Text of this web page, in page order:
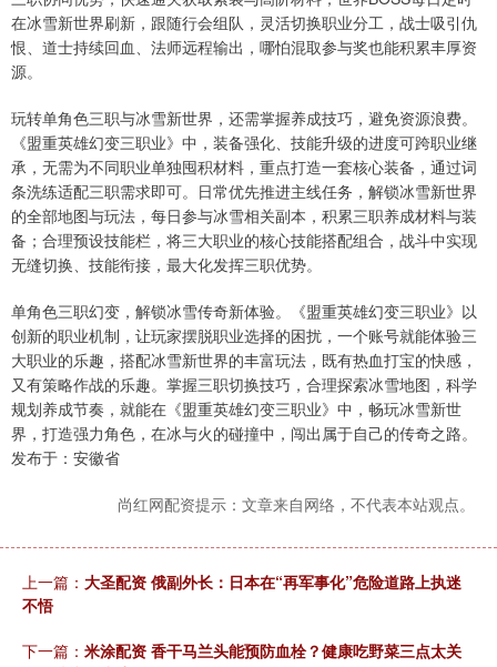
在冰雪新世界刷新，跟随行会组队，灵活切换职业分工，战士吸引仇
恨、道士持续回血、法师远程输出，哪怕混取参与奖也能积累丰厚资
源。
玩转单角色三职与冰雪新世界，还需掌握养成技巧，避免资源浪费。
《盟重英雄幻变三职业》中，装备强化、技能升级的进度可跨职业继
承，无需为不同职业单独囤积材料，重点打造一套核心装备，通过词
条洗练适配三职需求即可。日常优先推进主线任务，解锁冰雪新世界
的全部地图与玩法，每日参与冰雪相关副本，积累三职养成材料与装
备；合理预设技能栏，将三大职业的核心技能搭配组合，战斗中实现
无缝切换、技能衔接，最大化发挥三职优势。
单角色三职幻变，解锁冰雪传奇新体验。《盟重英雄幻变三职业》以
创新的职业机制，让玩家摆脱职业选择的困扰，一个账号就能体验三
大职业的乐趣，搭配冰雪新世界的丰富玩法，既有热血打宝的快感，
又有策略作战的乐趣。掌握三职切换技巧，合理探索冰雪地图，科学
规划养成节奏，就能在《盟重英雄幻变三职业》中，畅玩冰雪新世
界，打造强力角色，在冰与火的碰撞中，闯出属于自己的传奇之路。
发布于：安徽省
尚红网配资提示：文章来自网络，不代表本站观点。
上一篇： 大圣配资 俄副外长：日本在“再军事化”危险道路上执迷
不悟
下一篇： 米涂配资 香干马兰头能预防血栓？健康吃野菜三点太关